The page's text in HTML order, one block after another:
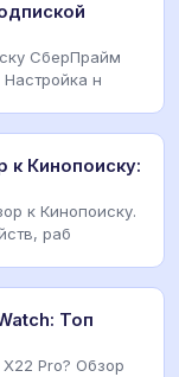
СберПрайм
н
к Кинопоиску:
к Кинопоиску.
раб
Топ
Pro? Обзор